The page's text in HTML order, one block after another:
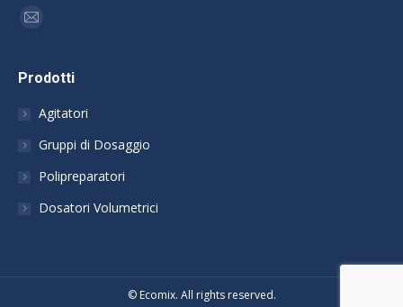
Find us on:
Mail
Prodotti
Agitatori
Gruppi di Dosaggio
Polipreparatori
Dosatori Volumetrici
© Ecomix. All rights reserved.